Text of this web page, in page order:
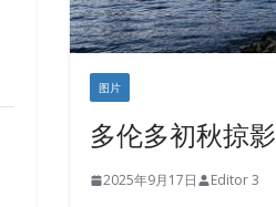
图片
多伦多初秋掠影
2025年9月17日 Editor 3